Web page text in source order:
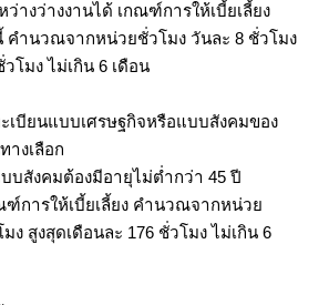
ว่างว่างงานได้ เกณฑ์การให้เบี้ยเลี้ยง
คำนวณจากหน่วยชั่วโมง วันละ 8 ชั่วโมง
โมง ไม่เกิน 6 เดือน
เบียนแบบเศรษฐกิจหรือแบบสังคมของ
างเลือก
บสังคมต้องมีอายุไม่ต่ำกว่า 45 ปี
ฑ์การให้เบี้ยเลี้ยง คำนวณจากหน่วย
ง สูงสุดเดือนละ 176 ชั่วโมง ไม่เกิน 6